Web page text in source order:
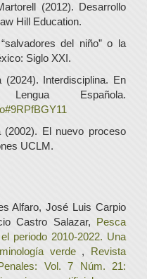
(2012). Desarrollo
Hill Education.
del niño” o la
Siglo XXI.
(2024). Interdisciplina. En
Española.
El nuevo proceso
UCLM.
Alfaro, José Luis Carpio
Castro Salazar,
Pesca
periodo 2010-2022. Una
verde ,
Revista
Vol. 7 Núm. 21: